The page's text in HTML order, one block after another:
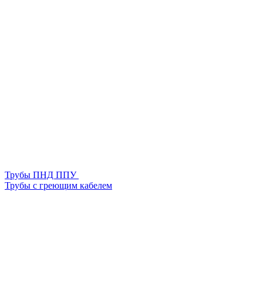
Трубы ПНД ППУ
Трубы с греющим кабелем